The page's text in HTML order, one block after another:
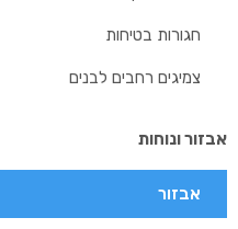
חגורות בטיחות
צמיגים רחבים לבנים
אבזור ונוחות
אבזור